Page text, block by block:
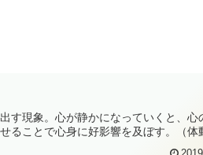
す現象。心が静かになっていくと、心
ることで心身に好影響を及ぼす。（体